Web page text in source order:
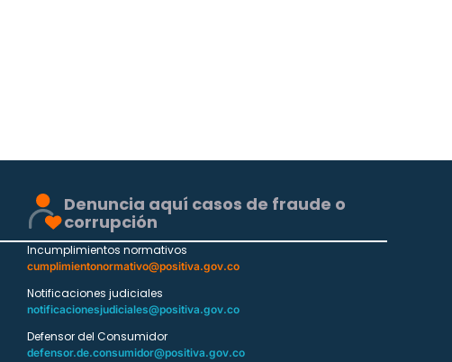
Denuncia aquí casos de fraude o
corrupción
Incumplimientos normativos
cumplimientonormativo@positiva.gov.co
Notificaciones judiciales
notificacionesjudiciales@positiva.gov.co
Defensor del Consumidor
defensor.de.consumidor@positiva.gov.co